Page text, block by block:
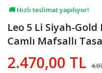
🚚 Hızlı teslimat yapılıyor!
💖 47,9B kişi favoriledi!
💸 Sepette 100 TL indirim!
Leo 5 Li Siyah-
Camlı Mafsallı
2.470,00 TL